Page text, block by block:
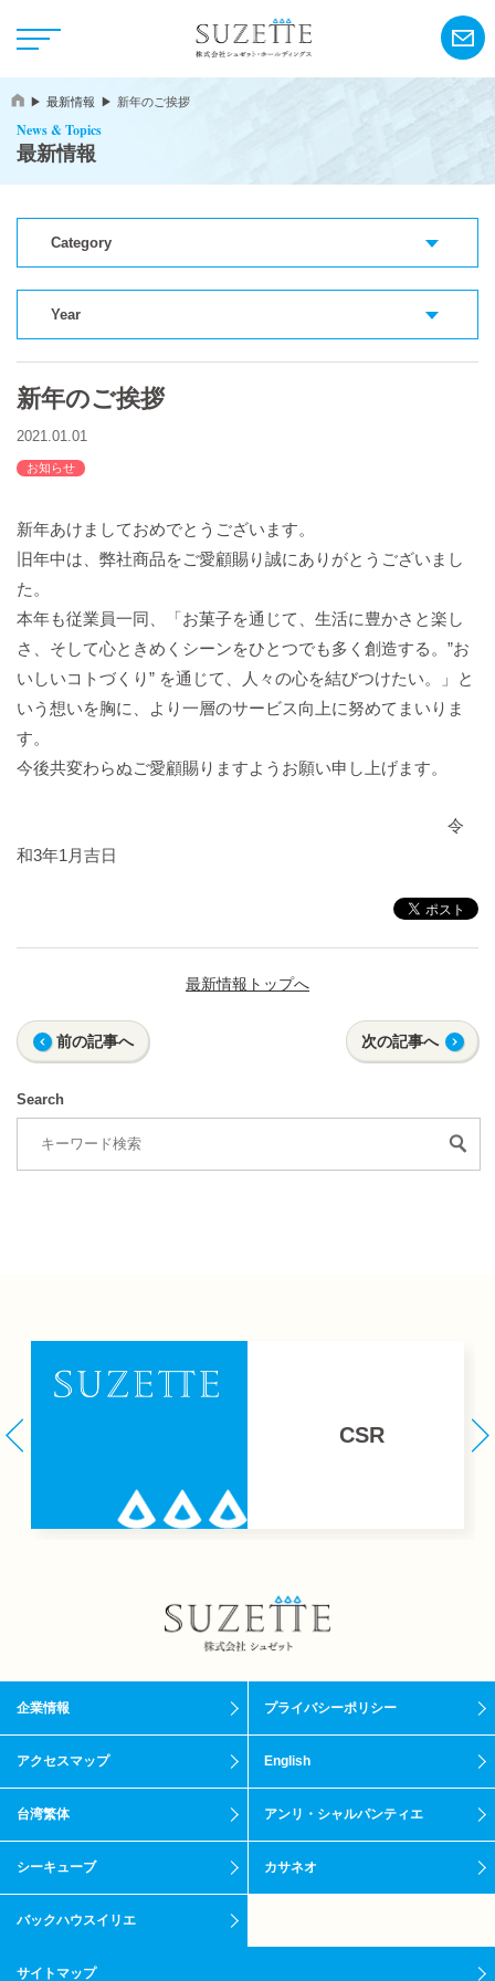
NEWS
アンリ・シャルパンティエ
シーキューブ
カサネオ
プライバシーポリシー
English
サイトマップ
最新情報 新年のご挨拶
News & Topics
最新情報
Category
Year
新年のご挨拶
2021.01.01
お知らせ
新年あけましておめでとうございます。
旧年中は、弊社商品をご愛顧賜り誠にありがとうございまし
た。
本年も従業員一同、「お菓子を通じて、生活に豊かさと楽し
さ、そして心ときめくシーンをひとつでも多く創造する。”お
いしいコトづくり” を通じて、人々の心を結びつけたい。」と
いう想いを胸に、より一層のサービス向上に努めてまいりま
す。
今後共変わらぬご愛顧賜りますようお願い申し上げます。
令
和3年1月吉日
前の記事へ
最新情報トップへ
次の記事へ
Search
CSR
企業情報 プライバシーポリシー
アクセスマップ English
台湾繁体 アンリ・シャルパンティエ
シーキューブ カサネオ
バックハウスイリエ
サイトマップ